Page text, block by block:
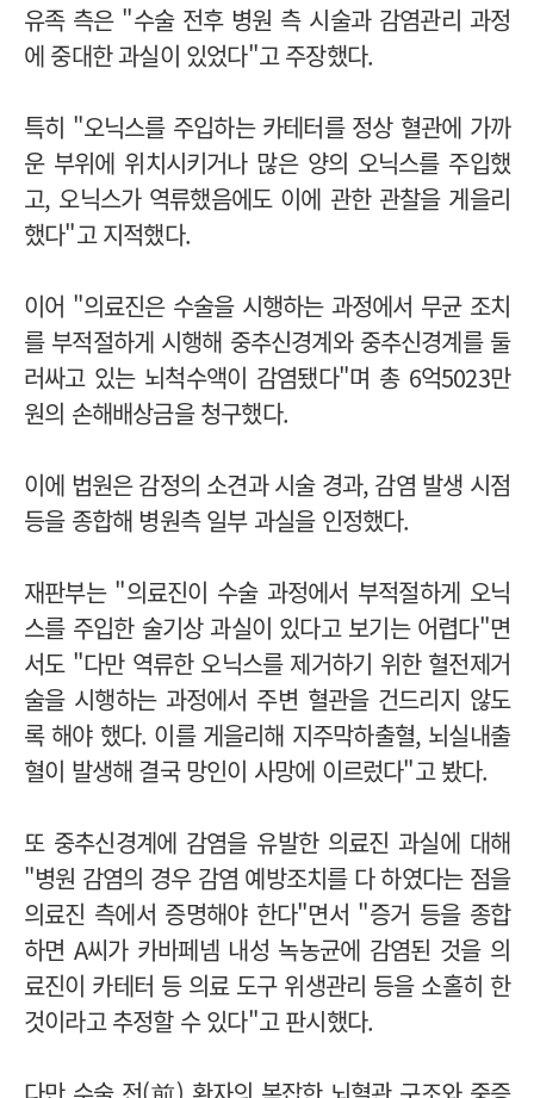
유족 측은 "수술 전후 병원 측 시술과 감염관리 과정
에 중대한 과실이 있었다"고 주장했다.
특히 "오닉스를 주입하는 카테터를 정상 혈관에 가까
운 부위에 위치시키거나 많은 양의 오닉스를 주입했
고, 오닉스가 역류했음에도 이에 관한 관찰을 게을리
했다"고 지적했다.
이어 "의료진은 수술을 시행하는 과정에서 무균 조치
를 부적절하게 시행해 중추신경계와 중추신경계를 둘
러싸고 있는 뇌척수액이 감염됐다"며 총 6억5023만
원의 손해배상금을 청구했다.
이에 법원은 감정의 소견과 시술 경과, 감염 발생 시점
등을 종합해 병원측 일부 과실을 인정했다.
재판부는 "의료진이 수술 과정에서 부적절하게 오닉
스를 주입한 술기상 과실이 있다고 보기는 어렵다"면
서도 "다만 역류한 오닉스를 제거하기 위한 혈전제거
술을 시행하는 과정에서 주변 혈관을 건드리지 않도
록 해야 했다. 이를 게을리해 지주막하출혈, 뇌실내출
혈이 발생해 결국 망인이 사망에 이르렀다"고 봤다.
또 중추신경계에 감염을 유발한 의료진 과실에 대해
"병원 감염의 경우 감염 예방조치를 다 하였다는 점을
의료진 측에서 증명해야 한다"면서 "증거 등을 종합
하면 A씨가 카바페넴 내성 녹농균에 감염된 것을 의
료진이 카테터 등 의료 도구 위생관리 등을 소홀히 한
것이라고 추정할 수 있다"고 판시했다.